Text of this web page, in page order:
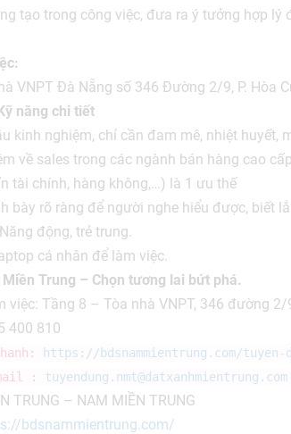
tạo trong công việc, đưa ra ý tưởng hợp
VNPT Đà Nẵng số 346 Đường 2/9, P. Hòa
năng chi tiết
kinh nghiệm, chỉ cần đam mê, nhiệt huyết,
về sales trong các ngành bán hàng cao
tài chính, hàng không,…) là 1 ưu thế
bày rõ ràng để người nghe hiểu được, biết
động, trẻ trung.
cá nhân để làm việc.
Trung – Chọn tương lai bứt phá.
việc: Tầng 8 – Tòa nhà VNPT, 346 đường 2/
400 810
https://bdsnammientrung.com/tuyen-
: tuyendung.nmt@datxanhmientrung.com
TRUNG – NAM MIỀN TRUNG
bdsnammientrung.com/